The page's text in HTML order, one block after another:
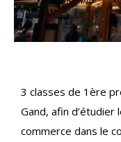
3 classes de 1ère
Gand, afin
commerce dans le